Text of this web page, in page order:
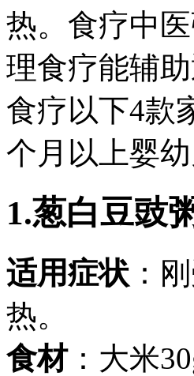
热。食疗中
理食疗能辅
食疗以下4款
个月以上婴
1.葱白豆豉
适用症状 ：
热。
食材：大米